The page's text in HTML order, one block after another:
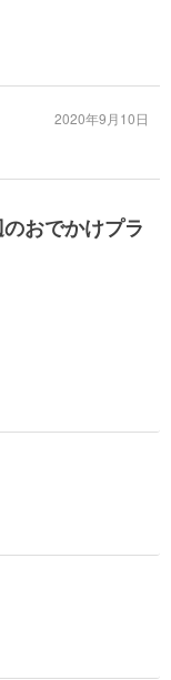
2020年9月10日
おでかけプラ